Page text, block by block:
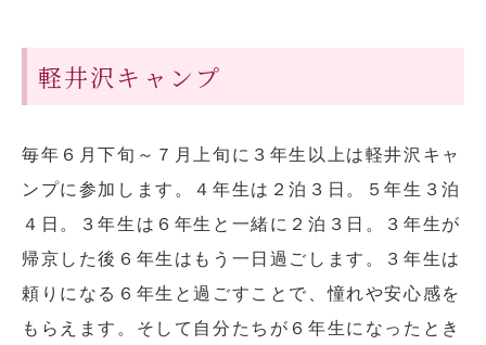
個人情報の取り扱いについて
軽井沢キャンプ
毎年６月下旬～７月上旬に３年生以上は軽井沢キャ
ンプに参加します。４年生は２泊３日。５年生３泊
４日。３年生は６年生と一緒に２泊３日。３年生が
帰京した後６年生はもう一日過ごします。３年生は
頼りになる６年生と過ごすことで、憧れや安心感を
もらえます。そして自分たちが６年生になったとき